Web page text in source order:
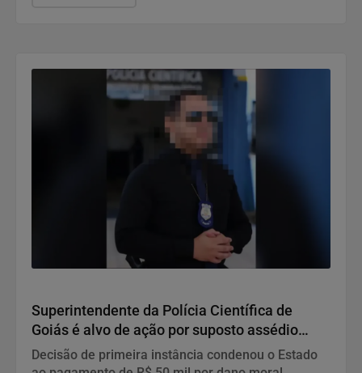
Superintendente da Polícia Científica de
Goiás é alvo de ação por suposto assédio
moral coletivo contra peritos
Decisão de primeira instância condenou o Estado